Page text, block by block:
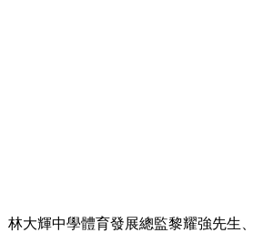
大輝中學體育發展總監黎耀強先生